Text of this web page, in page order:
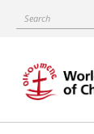
content
Search